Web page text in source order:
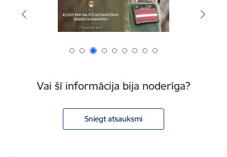
Vai šī informācija bija noderīga?
Sniegt atsauksmi